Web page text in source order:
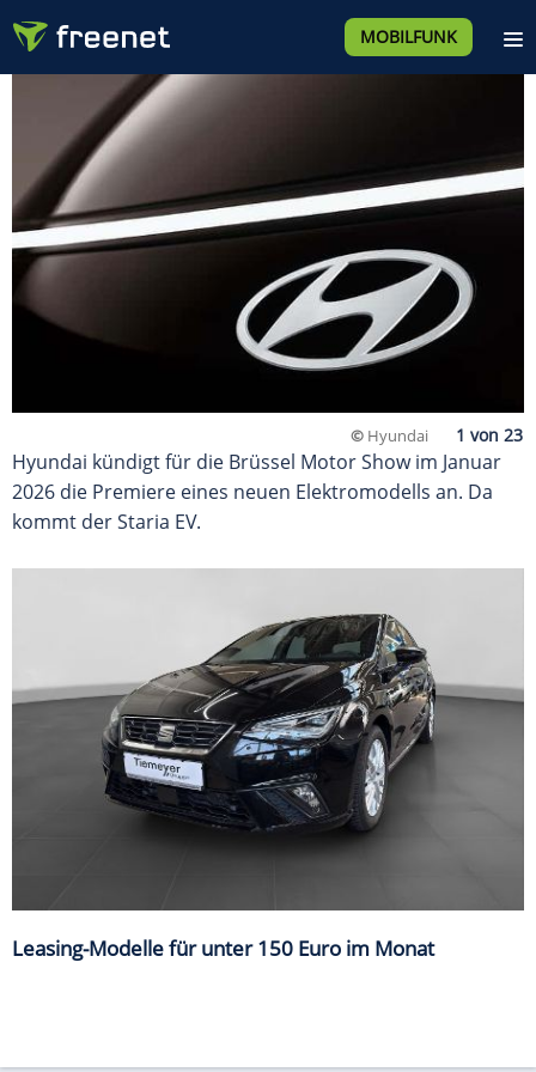
MOBILFUNK
© Hyundai
Hyundai kündigt für die Brüssel Motor Show im Januar
2026 die Premiere eines neuen Elektromodells an. Da
kommt der Staria EV.
Leasing-Modelle für unter 150 Euro im Monat